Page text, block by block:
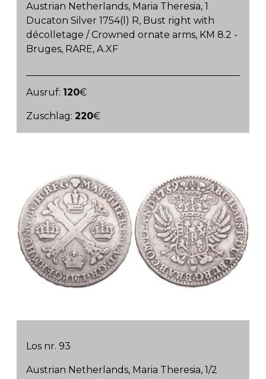
Austrian Netherlands, Maria Theresia, 1
Ducaton Silver 1754(l) R, Bust right with
décolletage / Crowned ornate arms, KM 8.2 -
Bruges, RARE, A.XF
Ausruf: 120€
Zuschlag:220€
Los nr. 93
Austrian Netherlands, Maria Theresia, 1/2